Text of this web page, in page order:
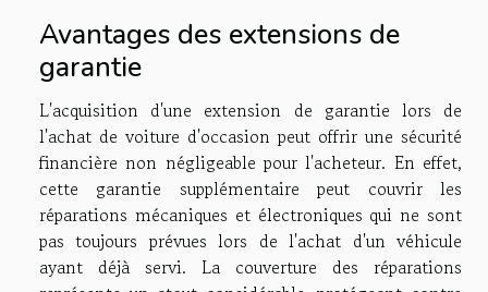
Avantages des extensions de
garantie
L'acquisition d'une extension de garantie lors de
l'achat de voiture d'occasion peut offrir une sécurité
financière non négligeable pour l'acheteur. En effet,
cette garantie supplémentaire peut couvrir les
réparations mécaniques et électroniques qui ne sont
pas toujours prévues lors de l'achat d'un véhicule
ayant déjà servi. La couverture des réparations